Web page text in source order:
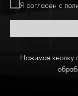
Я согласен с
Нажимая кнопку